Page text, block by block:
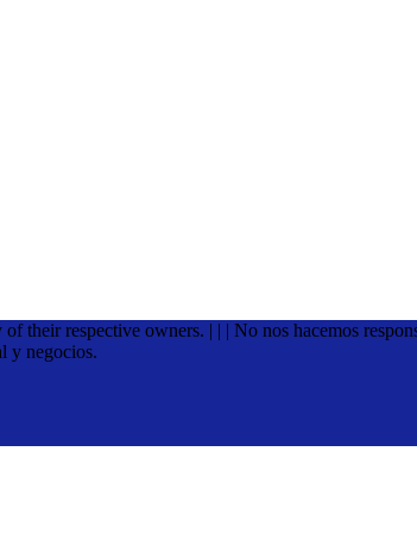
their respective owners. | | | No nos hacemos
y negocios.